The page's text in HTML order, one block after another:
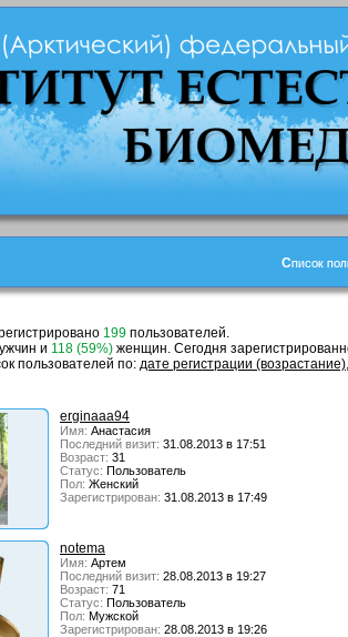
Список
199 пользователей.
и 118 (59%) женщин. Сегодня
пользователей по: дате регистрации (возрастание),
erginaaa94
Имя: Анастасия
Последний визит: 31.08.2013 в 17:51
Возраст: 31
Статус: Пользователь
Пол: Женский
Зарегистрирован: 31.08.2013 в 17:49
notema
Имя: Артем
Последний визит: 28.08.2013 в 19:27
Возраст: 71
Статус: Пользователь
Пол: Мужской
Зарегистрирован: 28.08.2013 в 19:26